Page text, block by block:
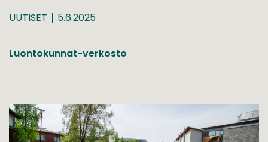
UUTISET 5.6.2025
Luontokunnat-verkosto